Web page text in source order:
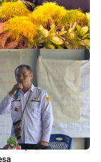
Percepatan
Apresiasi
Rp3,13 Miliar